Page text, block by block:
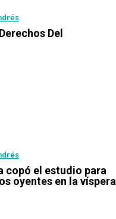
Del
copó el estudio para
oyentes en la víspera